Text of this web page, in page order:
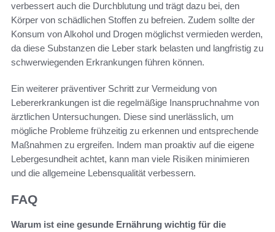
verbessert auch die Durchblutung und trägt dazu bei, den
Körper von schädlichen Stoffen zu befreien. Zudem sollte der
Konsum von Alkohol und Drogen möglichst vermieden werden,
da diese Substanzen die Leber stark belasten und langfristig zu
schwerwiegenden Erkrankungen führen können.
Ein weiterer präventiver Schritt zur Vermeidung von
Lebererkrankungen ist die regelmäßige Inanspruchnahme von
ärztlichen Untersuchungen. Diese sind unerlässlich, um
mögliche Probleme frühzeitig zu erkennen und entsprechende
Maßnahmen zu ergreifen. Indem man proaktiv auf die eigene
Lebergesundheit achtet, kann man viele Risiken minimieren
und die allgemeine Lebensqualität verbessern.
FAQ
Warum ist eine gesunde Ernährung wichtig für die